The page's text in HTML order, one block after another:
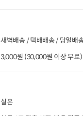
새벽배송 / 택배배송 / 당일배
3,000원 (30,000원 이상 무료)
실온